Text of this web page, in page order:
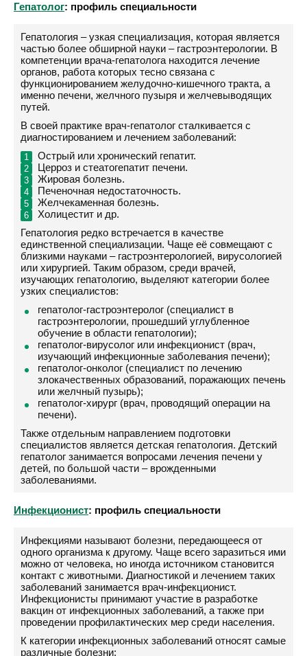
Гепатолог: профиль специальности
Гепатология – узкая специализация, которая является
частью более обширной науки – гастроэнтерологии. В
компетенции врача-гепатолога находится лечение
органов, работа которых тесно связана с
функционированием желудочно-кишечного тракта, а
именно печени, желчного пузыря и желчевыводящих
путей.
В своей практике врач-гепатолог сталкивается с
диагностированием и лечением заболеваний:
Острый или хронический гепатит.
Церроз и стеатогепатит печени.
Жировая болезнь.
Печеночная недостаточность.
Желчекаменная болезнь.
Холицестит и др.
Гепатология редко встречается в качестве
единственной специализации. Чаще её совмещают с
близкими науками – гастроэнтерологией, вирусологией
или хирургией. Таким образом, среди врачей,
изучающих гепатологию, выделяют категории более
узких специалистов:
гепатолог-гастроэнтеролог (специалист в
гастроэнтерологии, прошедший углубленное
обучение в области гепатологии);
гепатолог-вирусолог или инфекционист (врач,
изучающий инфекционные заболевания печени);
гепатолог-онколог (специалист по лечению
злокачественных образований, поражающих печень
или желчный пузырь);
гепатолог-хирург (врач, проводящий операции на
печени).
Также отдельным направлением подготовки
специалистов является детская гепатология. Детский
гепатолог занимается вопросами лечения печени у
детей, по большой части – врожденными
заболеваниями.
Инфекционист: профиль специальности
Инфекциями называют болезни, передающееся от
одного организма к другому. Чаще всего заразиться ими
можно от человека, но иногда источником становится
контакт с животными. Диагностикой и лечением таких
заболеваний занимается врач-инфекционист.
Инфекционисты принимают участие в разработке
вакцин от инфекционных заболеваний, а также при
проведении профилактических мер среди населения.
К категории инфекционных заболеваний относят самые
различные болезни: